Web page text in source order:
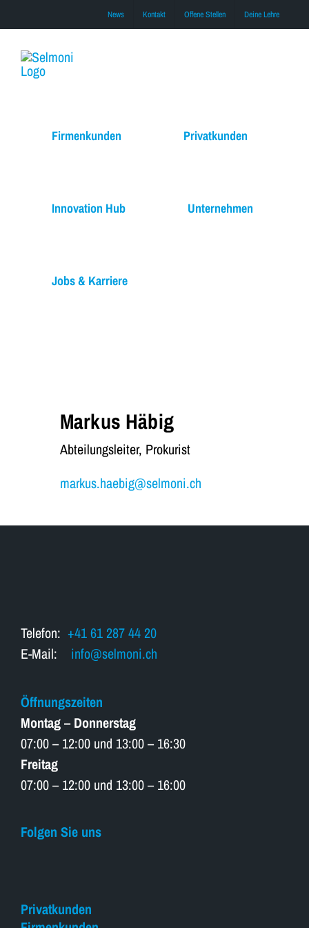
to
content
News Kontakt Offene Stellen Deine Lehre
Firmenkunden Privatkunden
Innovation Hub Unternehmen
Jobs & Karriere
Markus Häbig
Abteilungsleiter, Prokurist
markus.haebig@selmoni.ch
Telefon: +41 61 287 44 20
E-Mail: info@selmoni.ch
Öffnungszeiten
Montag – Donnerstag
07:00 – 12:00 und 13:00 – 16:30
Freitag
07:00 – 12:00 und 13:00 – 16:00
Folgen Sie uns
Privatkunden